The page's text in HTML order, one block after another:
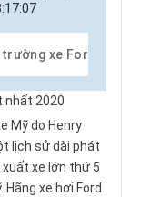
xe Ford
nhất 2020
Mỹ do Henry
lịch sử dài phát
xuất xe lớn thứ 5
xe hơi Ford